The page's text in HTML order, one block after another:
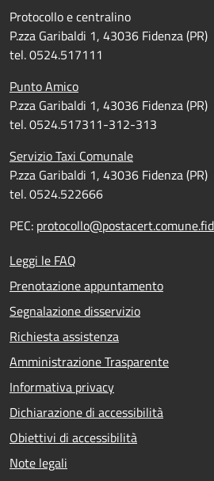
Protocollo e centralino
P.zza Garibaldi 1, 43036 Fidenza (PR)
tel. 0524.517111
Punto Amico
P.zza Garibaldi 1, 43036 Fidenza (PR)
tel. 0524.517311-312-313
Servizio Taxi Comunale
P.zza Garibaldi 1, 43036 Fidenza (PR)
tel. 0524.522666
PEC:
Leggi le FAQ
Prenotazione appuntamento
Segnalazione disservizio
Richiesta assistenza
Amministrazione Trasparente
Informativa privacy
Dichiarazione di accessibilità
Obiettivi di accessibilità
Note legali